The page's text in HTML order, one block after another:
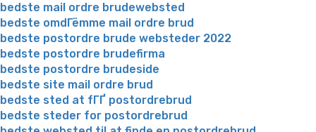
bedste mail ordre brudewebsted
bedste omdГёmme mail ordre brud
bedste postordre brude websteder 2022
bedste postordre brudefirma
bedste postordre brudeside
bedste site mail ordre brud
bedste sted at fГҐ postordrebrud
bedste steder for postordrebrud